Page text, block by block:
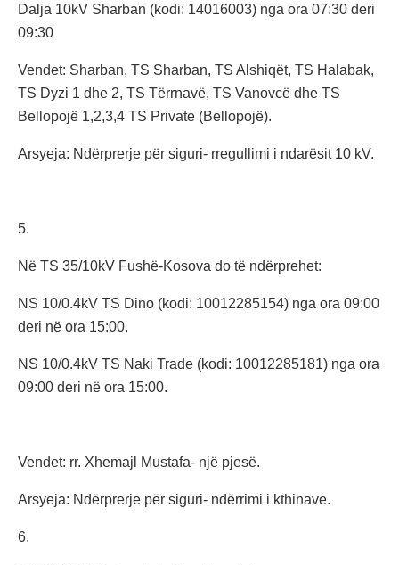
Dalja 10kV Sharban (kodi: 14016003) nga ora 07:30 deri
09:30
Vendet: Sharban, TS Sharban, TS Alshiqët, TS Halabak,
TS Dyzi 1 dhe 2, TS Tërrnavë, TS Vanovcë dhe TS
Bellopojë 1,2,3,4 TS Private (Bellopojë).
Arsyeja: Ndërprerje për siguri- rregullimi i ndarësit 10 kV.
5.
Në TS 35/10kV Fushë-Kosova do të ndërprehet:
NS 10/0.4kV TS Dino (kodi: 10012285154) nga ora 09:00
deri në ora 15:00.
NS 10/0.4kV TS Naki Trade (kodi: 10012285181) nga ora
09:00 deri në ora 15:00.
Vendet: rr. Xhemajl Mustafa- një pjesë.
Arsyeja: Ndërprerje për siguri- ndërrimi i kthinave.
6.